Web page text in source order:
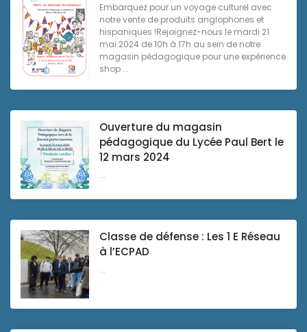
Embarquez pour un voyage culturel avec
notre vente de produits anglophones et
hispaniques !Rejoignez-nous le mardi 21
mai 2024 de 10h à 17h au sein de notre
magasin pédagogique pour une expérience
shop ...
Ouverture du magasin
pédagogique du Lycée Paul Bert le
12 mars 2024
...
Classe de défense : Les 1 E Réseau
à l’ECPAD
...